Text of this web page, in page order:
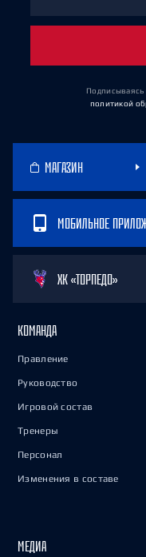
Подписываясь
политикой
МАГАЗИН
МОБИЛЬНОЕ
ХК «ТОРПЕДО»
КОМАНДА
Правление
Руководство
Игровой состав
Тренеры
Персонал
Изменения в составе
МЕДИА